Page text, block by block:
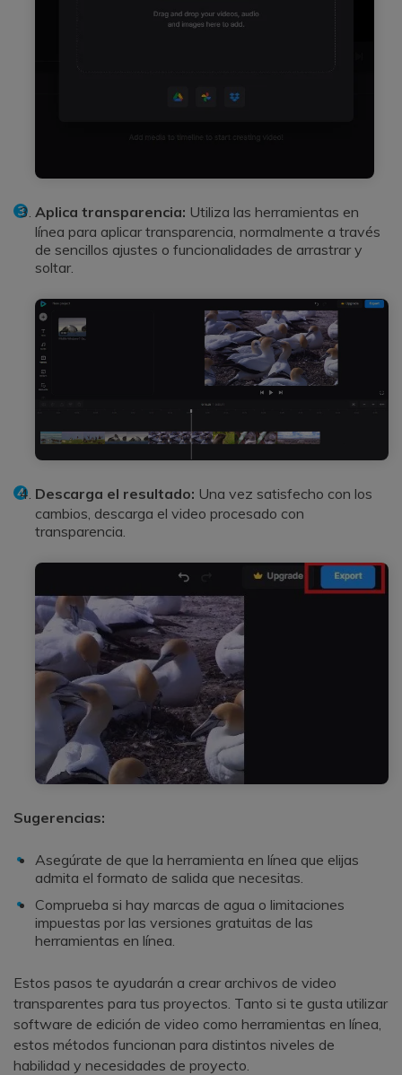
Aplica transparencia: Utiliza las herramientas en
línea para aplicar transparencia, normalmente a través
de sencillos ajustes o funcionalidades de arrastrar y
soltar.
Descarga el resultado: Una vez satisfecho con los
cambios, descarga el video procesado con
transparencia.
Sugerencias:
Asegúrate de que la herramienta en línea que elijas
admita el formato de salida que necesitas.
Comprueba si hay marcas de agua o limitaciones
impuestas por las versiones gratuitas de las
herramientas en línea.
Estos pasos te ayudarán a crear archivos de video
transparentes para tus proyectos. Tanto si te gusta utilizar
software de edición de video como herramientas en línea,
estos métodos funcionan para distintos niveles de
habilidad y necesidades de proyecto.